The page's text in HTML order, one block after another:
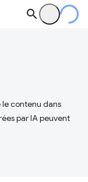
contenu dans
par IA peuvent